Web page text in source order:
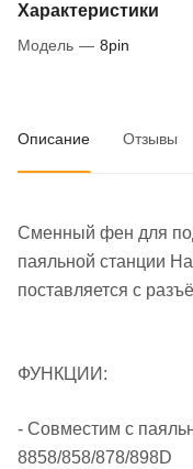
Характеристики
Модель — 8pin
Описание Отзывы
Сменный фен для
паяльной станции
поставляется с
ФУНКЦИИ:
- Совместим с
8858/858/878/898D